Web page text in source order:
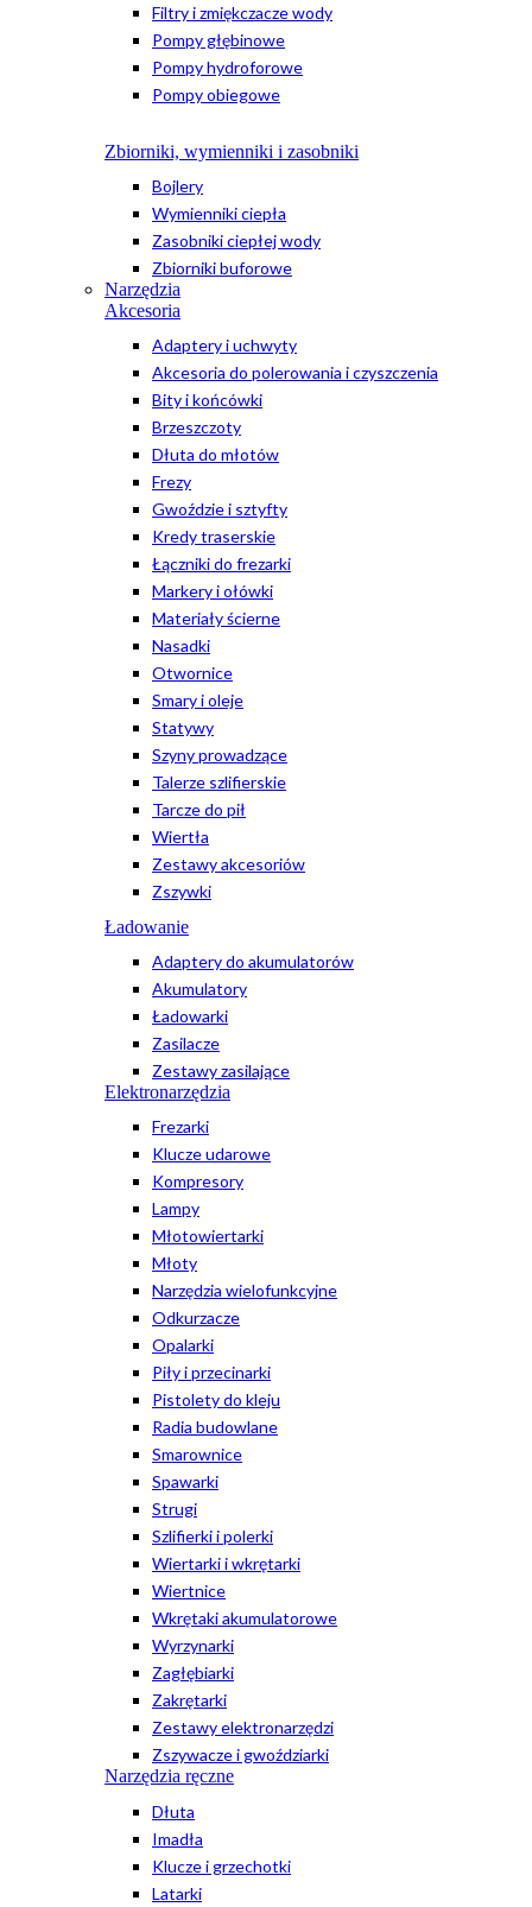
Filtry i zmiękczacze wody
Pompy głębinowe
Pompy hydroforowe
Pompy obiegowe
Zbiorniki, wymienniki i zasobniki
Bojlery
Wymienniki ciepła
Zasobniki ciepłej wody
Zbiorniki buforowe
Narzędzia
Akcesoria
Adaptery i uchwyty
Akcesoria do polerowania i czyszczenia
Bity i końcówki
Brzeszczoty
Dłuta do młotów
Frezy
Gwoździe i sztyfty
Kredy traserskie
Łączniki do frezarki
Markery i ołówki
Materiały ścierne
Nasadki
Otwornice
Smary i oleje
Statywy
Szyny prowadzące
Talerze szlifierskie
Tarcze do pił
Wiertła
Zestawy akcesoriów
Zszywki
Ładowanie
Adaptery do akumulatorów
Akumulatory
Ładowarki
Zasilacze
Zestawy zasilające
Elektronarzędzia
Frezarki
Klucze udarowe
Kompresory
Lampy
Młotowiertarki
Młoty
Narzędzia wielofunkcyjne
Odkurzacze
Opalarki
Piły i przecinarki
Pistolety do kleju
Radia budowlane
Smarownice
Spawarki
Strugi
Szlifierki i polerki
Wiertarki i wkrętarki
Wiertnice
Wkrętaki akumulatorowe
Wyrzynarki
Zagłębiarki
Zakrętarki
Zestawy elektronarzędzi
Zszywacze i gwoździarki
Narzędzia ręczne
Dłuta
Imadła
Klucze i grzechotki
Latarki